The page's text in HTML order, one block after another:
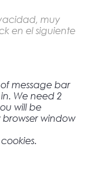
muy
en el siguiente
message bar
We need 2
will be
window